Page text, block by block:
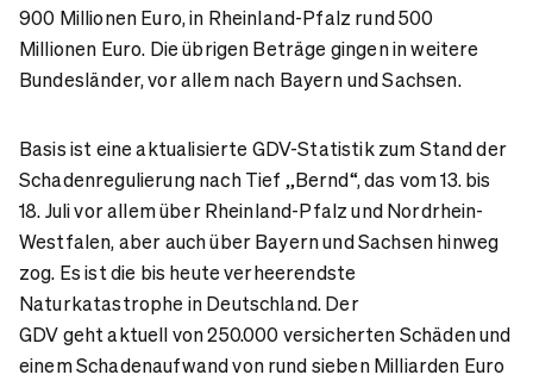
900 Millionen Euro, in Rheinland-Pfalz rund 500
Millionen Euro. Die übrigen Beträge gingen in weitere
Bundesländer, vor allem nach Bayern und Sachsen.
Basis ist eine aktualisierte GDV-Statistik zum Stand der
Schadenregulierung nach Tief „Bernd“, das vom 13. bis
18. Juli vor allem über Rheinland-Pfalz und Nordrhein-
Westfalen, aber auch über Bayern und Sachsen hinweg
zog. Es ist die bis heute verheerendste
Naturkatastrophe in Deutschland. Der
GDV geht aktuell von 250.000 versicherten Schäden und
einem Schadenaufwand von rund sieben Milliarden Euro